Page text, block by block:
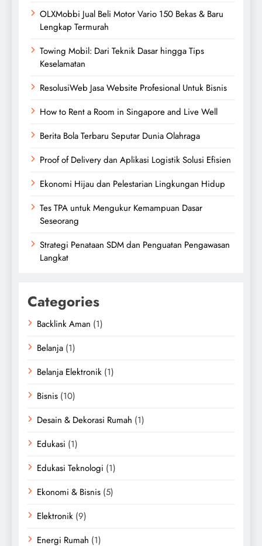
OLXMobbi Jual Beli Motor Vario 150 Bekas & Baru
Lengkap Termurah
Towing Mobil: Dari Teknik Dasar hingga Tips
Keselamatan
ResolusiWeb Jasa Website Profesional Untuk Bisnis
How to Rent a Room in Singapore and Live Well
Berita Bola Terbaru Seputar Dunia Olahraga
Proof of Delivery dan Aplikasi Logistik Solusi Efisien
Ekonomi Hijau dan Pelestarian Lingkungan Hidup
Tes TPA untuk Mengukur Kemampuan Dasar
Seseorang
Strategi Penataan SDM dan Penguatan Pengawasan
Langkat
Categories
Backlink Aman (1)
Belanja (1)
Belanja Elektronik (1)
Bisnis (10)
Desain & Dekorasi Rumah (1)
Edukasi (1)
Edukasi Teknologi (1)
Ekonomi & Bisnis (5)
Elektronik (9)
Energi Rumah (1)